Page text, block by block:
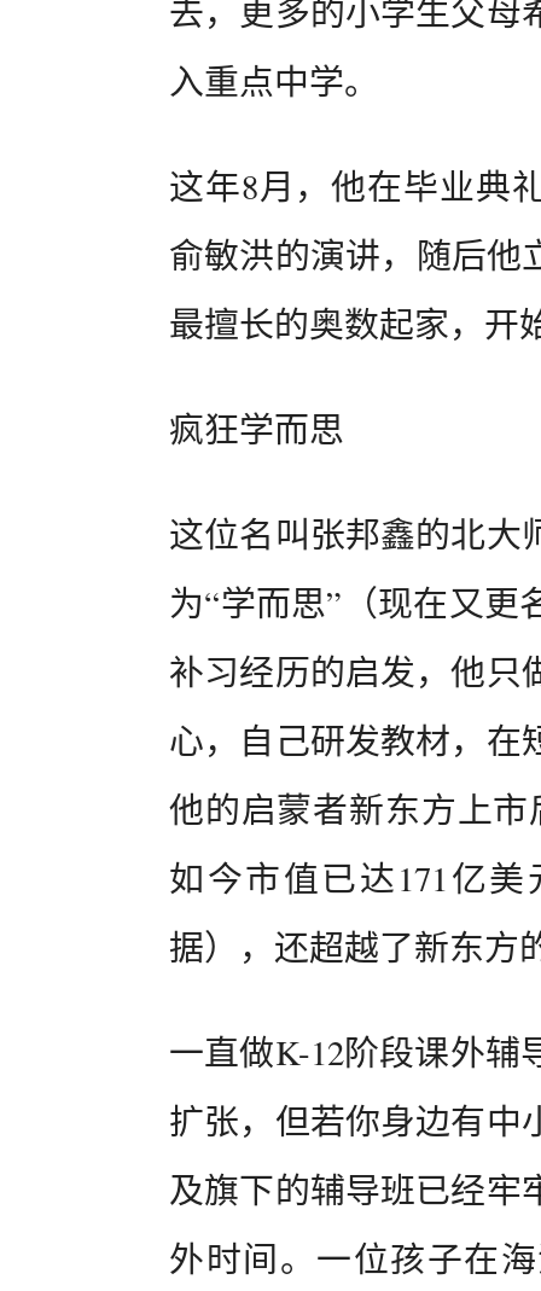
去，更多的小学生父母
入重点中学。
这年8月，他在毕业典
俞敏洪的演讲，随后他
最擅长的奥数起家，开
疯狂学而思
这位名叫张邦鑫的北大
为“学而思”（现在又
补习经历的启发，他只
心，自己研发教材，在
他的启蒙者新东方上
如今市值已达171亿
据），还超越了新东方
一直做K-12阶段课外
扩张，但若你身边有中
及旗下的辅导班已经牢
外时间。一位孩子在